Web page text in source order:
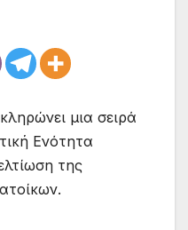
μια σειρά
Ενότητα
της